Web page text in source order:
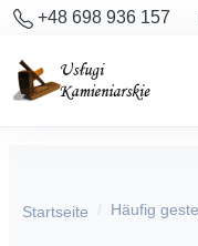
+48 698 936 157
Startseite Häufig